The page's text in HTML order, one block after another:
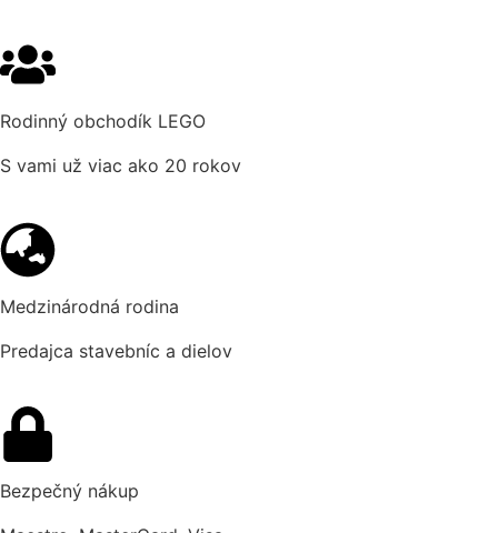
Rodinný obchodík LEGO
S vami už viac ako 20 rokov
Medzinárodná rodina
Predajca stavebníc a dielov
Bezpečný nákup